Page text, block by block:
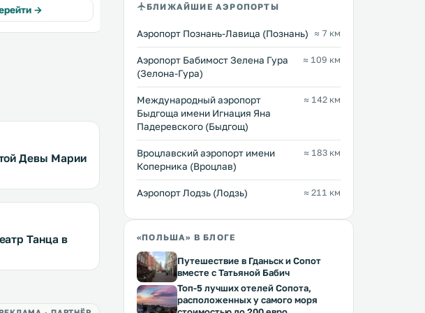
стиле
беспроводным
.
→
Познанской ратуши. На
обустроена бесплатная частная
парковка. .
Перейти →
экраном. .
Девы Марии
Танца в
БЛИЖАЙШИЕ АЭРОПОРТЫ
Аэропорт Познань-Лавица (Познань) ≈ 7 км
Аэропорт Бабимост Зелена Гура
(Зелона-Гура)
≈ 109 км
Международный аэропорт
Быдгоща имени Игнация Яна
Падеревского (Быдгощ)
≈ 142 км
Вроцлавский аэропорт имени
Коперника (Вроцлав)
≈ 183 км
Аэропорт Лодзь (Лодзь) ≈ 211 км
«ПОЛЬША» В БЛОГЕ
Путешествие в Гданьск и Сопот
вместе с Татьяной Бабич
Топ-5 лучших отелей Сопота,
расположенных у самого моря